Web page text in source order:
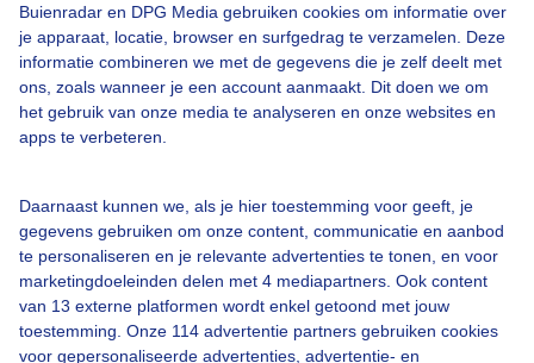
Buienradar en DPG Media gebruiken cookies om informatie over
je apparaat, locatie, browser en surfgedrag te verzamelen. Deze
informatie combineren we met de gegevens die je zelf deelt met
ons, zoals wanneer je een account aanmaakt. Dit doen we om
het gebruik van onze media te analyseren en onze websites en
apps te verbeteren.
Daarnaast kunnen we, als je hier toestemming voor geeft, je
gegevens gebruiken om onze content, communicatie en aanbod
te personaliseren en je relevante advertenties te tonen, en voor
marketingdoeleinden delen met 4 mediapartners. Ook content
van 13 externe platformen wordt enkel getoond met jouw
toestemming. Onze 114 advertentie partners gebruiken cookies
voor gepersonaliseerde advertenties, advertentie- en
Bedrijfsgegevens
Veelgestelde vragen
Contact
Gebruikersvoorwaarden
Adverteren
Buienradar Team
Privacy beleid